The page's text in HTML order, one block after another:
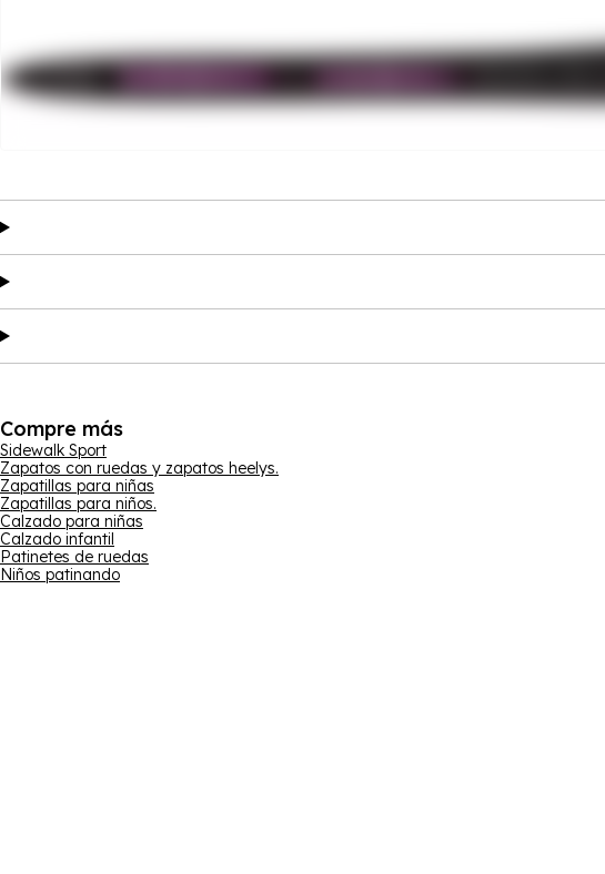
Compre más
Sidewalk Sport
Zapatos con ruedas y zapatos heelys.
Zapatillas para niñas
Zapatillas para niños.
Calzado para niñas
Calzado infantil
Patinetes de ruedas
Niños patinando